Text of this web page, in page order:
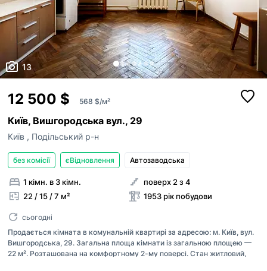
13
12 500 $ 568 $/м²
Київ, Вишгородська вул., 29
Київ , Подільський р-н
без комісії єВідновлення Автозаводська
1 кімн. в 3 кімн.
22 / 15 / 7 м²
поверх 2 з 4
1953 рік побудови
сьогодні
Продається кімната в комунальній квартирі за адресою: м. Київ, вул.
Вишгородська, 29. Загальна площа кімнати із загальною площею —
22 м². Розташована на комфортному 2-му поверсі. Стан житловий,